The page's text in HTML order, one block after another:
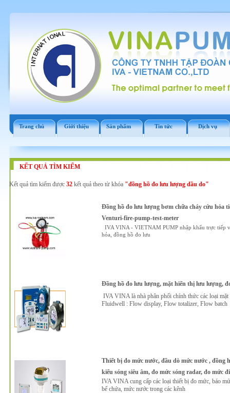
Trang chủ Giới thiệu Sản phẩm Tin tức Dịch vụ
KẾT QUẢ TÌM KIẾM
Kết quả tìm kiếm được 32kết quả theo từ khóa "đồng hồ đo lưu lượng dầu do"
Đồng hồ đo lưu lượng bơm chữa cháy cứu hỏa
Venturi-fire-pump-test-meter
IVA VINA - VIETNAM PUMP nhập khẩu trực tiếp
hỏa, đồng hồ đo lưu
Đồng hồ đo lưu lượng, mặt hiển thị lưu lượng,
IVA VINA là nhà phân phối chính thức các loại
Fluidwell : Flow display, Flow totalizer, Flow batch
Thiết bị đo mức nước, đầu dò mức nước , đồng
kiểu sóng siêu âm, đo mức sóng radar, đo mức
IVA VINA cung cấp các loại thiết bị đo mức, báo
bể chứa, mức nước trong các kênh